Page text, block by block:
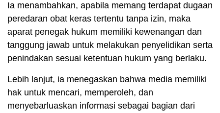
Ia menambahkan, apabila memang terdapat dugaan
peredaran obat keras tertentu tanpa izin, maka
aparat penegak hukum memiliki kewenangan dan
tanggung jawab untuk melakukan penyelidikan serta
penindakan sesuai ketentuan hukum yang berlaku.
Lebih lanjut, ia menegaskan bahwa media memiliki
hak untuk mencari, memperoleh, dan
menyebarluaskan informasi sebagai bagian dari